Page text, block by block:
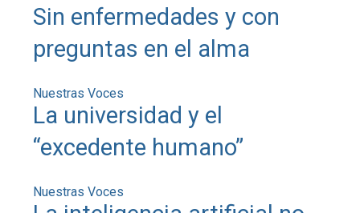
Sin enfermedades y con
preguntas en el alma
Nuestras Voces
La universidad y el
“excedente humano”
Nuestras Voces